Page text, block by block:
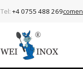
Tel: +4 0755 488 269